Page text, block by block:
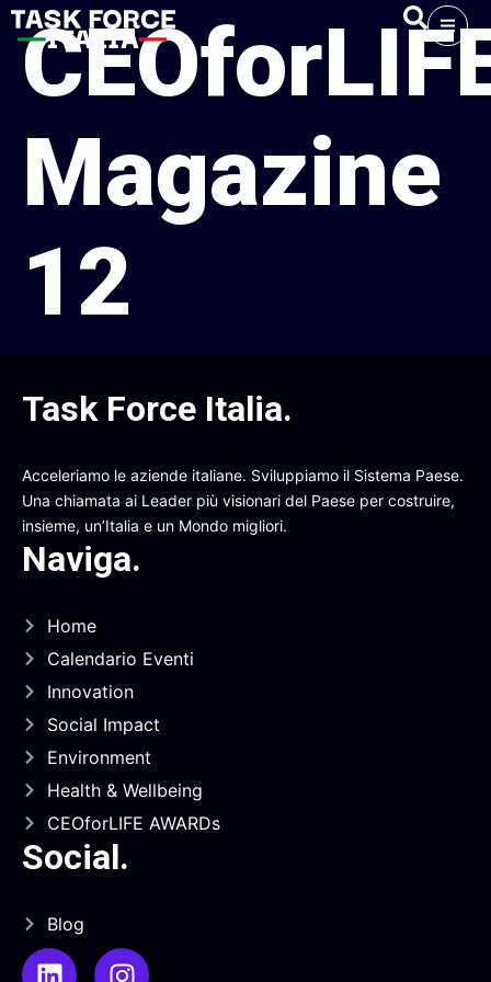
Magazine
12
Task Force Italia.
Acceleriamo le aziende italiane. Sviluppiamo il Sistema Paese.
Una chiamata ai Leader più visionari del Paese per costruire,
insieme, un’Italia e un Mondo migliori.
Naviga.
Home
Calendario Eventi
Innovation
Social Impact
Environment
Health & Wellbeing
CEOforLIFE AWARDs
Social.
Blog